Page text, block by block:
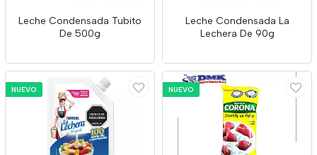
Leche Condensada Tubito
De 500g
Leche Condensada La
Lechera De 90g
NUEVO NUEVO